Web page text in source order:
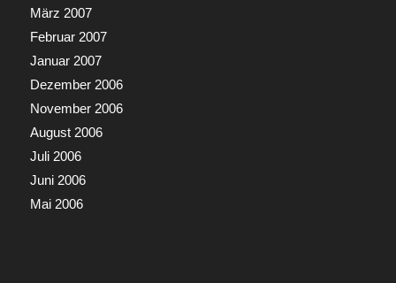
März 2007
Februar 2007
Januar 2007
Dezember 2006
November 2006
August 2006
Juli 2006
Juni 2006
Mai 2006